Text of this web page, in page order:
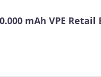
mAh VPE Retail